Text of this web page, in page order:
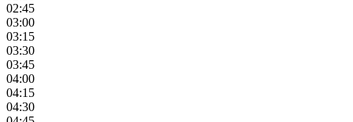
02:45
03:00
03:15
03:30
03:45
04:00
04:15
04:30